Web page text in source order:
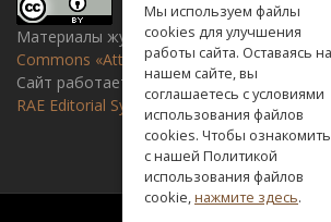
Материалы журнала доступны по
Commons «Attribution» («Атрибуция») 4.0
Сайт работает на универсальной
RAE Editorial System
Мы используем файлы
cookies для улучшения
работы сайта. Оставаясь на
нашем сайте, вы
соглашаетесь с условиями
использования файлов
cookies. Чтобы
с нашей Политикой
использования файлов
cookie,нажмите здесь.